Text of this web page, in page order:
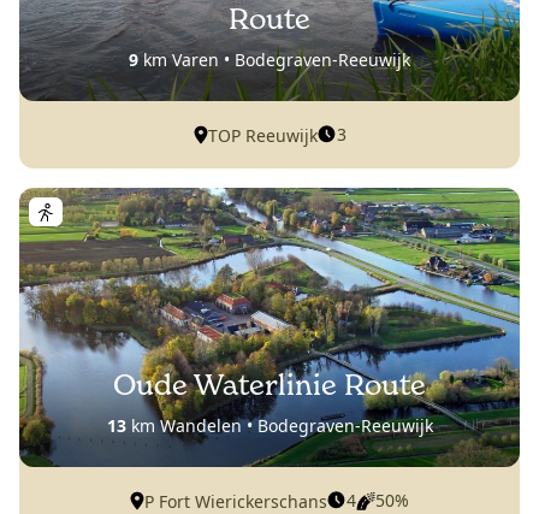
Route
9km Varen • Bodegraven-Reeuwijk
TOP Reeuwijk 3
Oude Waterlinie Route
13km Wandelen • Bodegraven-Reeuwijk
P Fort Wierickerschans 4 50%